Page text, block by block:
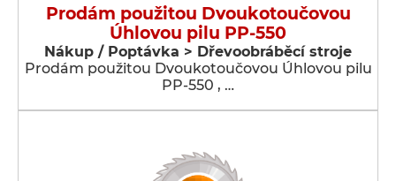
Prodám použitou Dvoukotoučovou
Úhlovou pilu PP-550
Nákup / Poptávka > Dřevoobráběcí stroje
Prodám použitou Dvoukotoučovou Úhlovou pilu
PP-550 , …